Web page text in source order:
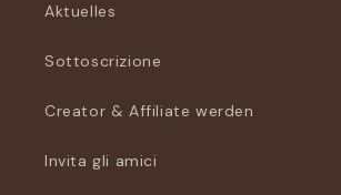
Aktuelles
Sottoscrizione
Creator & Affiliate werden
Invita gli amici